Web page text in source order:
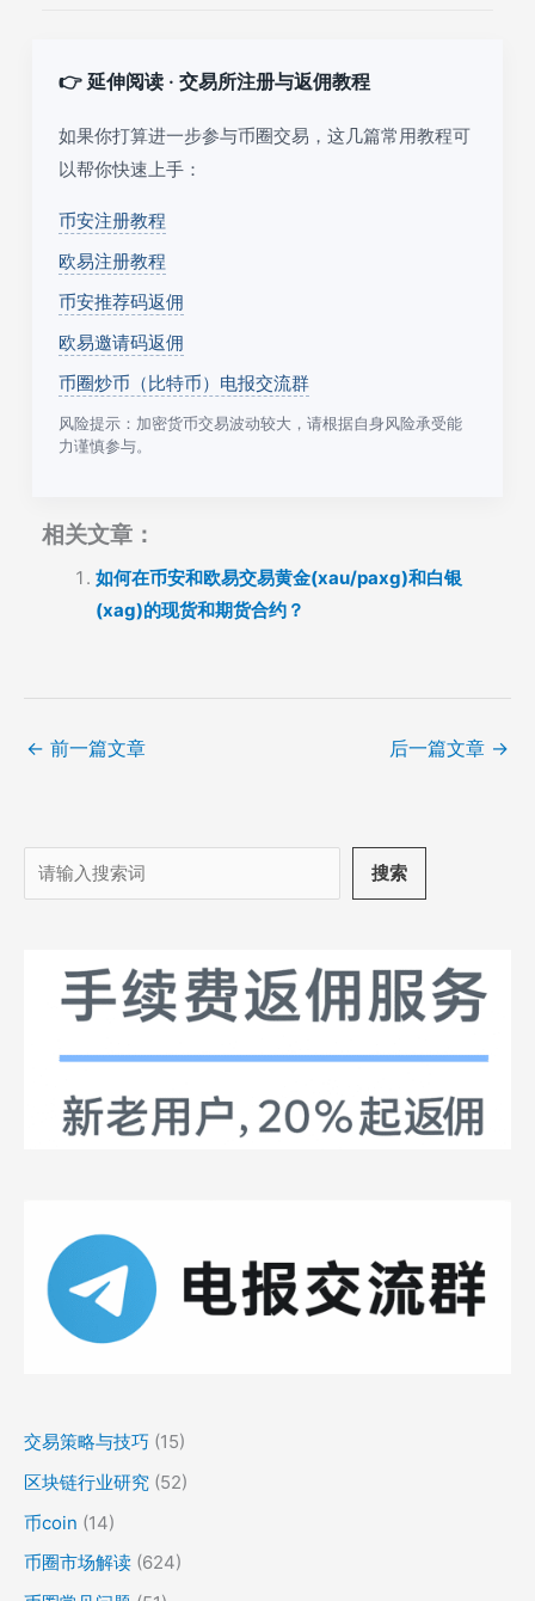
👉 延伸阅读 · 交易所注册与返佣教程
如果你打算进一步参与币圈交易，这几篇常用教程可
以帮你快速上手：
币安注册教程
欧易注册教程
币安推荐码返佣
欧易邀请码返佣
币圈炒币（比特币）电报交流群
风险提示：加密货币交易波动较大，请根据自身风险承受能
力谨慎参与。
相关文章：
如何在币安和欧易交易黄金(xau/paxg)和白银
(xag)的现货和期货合约？
← 前一篇文章 后一篇文章 →
搜
索
搜索
交易策略与技巧 (15)
区块链行业研究 (52)
币coin (14)
币圈市场解读 (624)